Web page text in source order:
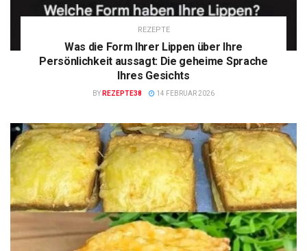
REZEPTE
Was die Form Ihrer Lippen über Ihre
Persönlichkeit aussagt: Die geheime Sprache
Ihres Gesichts
BY REZEPTE38 14 FEBRUAR 2026